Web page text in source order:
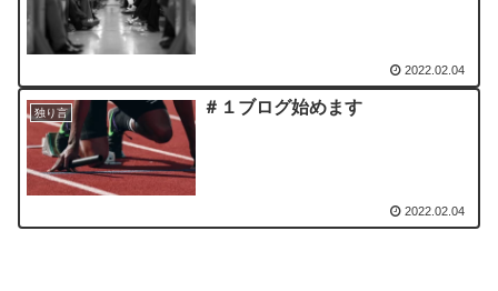
2022.02.04
独り言 ＃１ブログ始めます
2022.02.04